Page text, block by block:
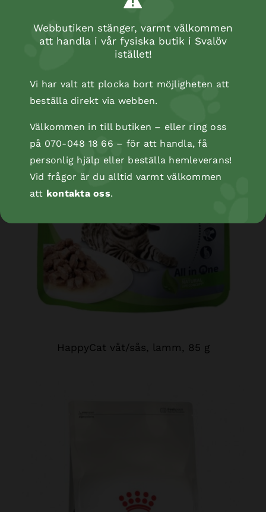
HappyCat våt/sås, lamm, 85 g
Webbutiken stänger, varmt välkommen
att handla i vår fysiska butik i Svalöv
istället!
Vi har valt att plocka bort möjligheten att
beställa direkt via webben.
Välkommen in till butiken – eller ring oss
på 070-048 18 66 – för att handla, få
personlig hjälp eller beställa hemleverans!
Vid frågor är du alltid varmt välkommen
att kontakta oss.